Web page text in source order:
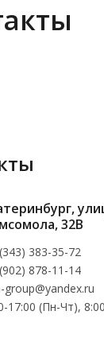
32В
383-35-72
878-11-14
group@yandex.ru
17:00 (Пн-Чт),